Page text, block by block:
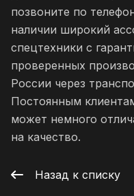
позвоните по
наличии широкий
спецтехники с
проверенных
России через
Постоянным
может немного
на качество.
Назад к списку